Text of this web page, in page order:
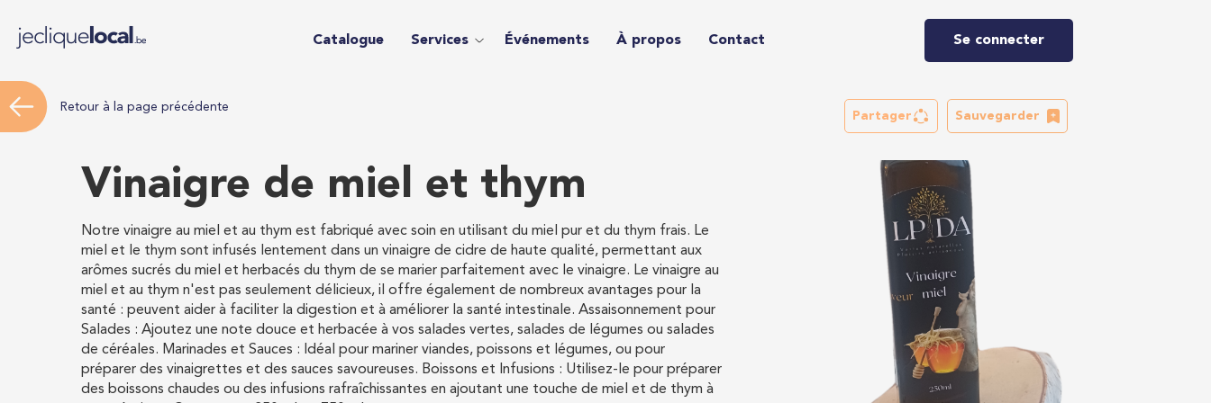
Catalogue Services Événements À propos Contact Se connecter
Retour à la page précédente
Partager Sauvegarder
Vinaigre de miel et thym
Notre vinaigre au miel et au thym est fabriqué avec soin en utilisant du miel pur et du thym frais. Le
miel et le thym sont infusés lentement dans un vinaigre de cidre de haute qualité, permettant aux
arômes sucrés du miel et herbacés du thym de se marier parfaitement avec le vinaigre. Le vinaigre au
miel et au thym n'est pas seulement délicieux, il offre également de nombreux avantages pour la
santé : peuvent aider à faciliter la digestion et à améliorer la santé intestinale. Assaisonnement pour
Salades : Ajoutez une note douce et herbacée à vos salades vertes, salades de légumes ou salades
de céréales. Marinades et Sauces : Idéal pour mariner viandes, poissons et légumes, ou pour
préparer des vinaigrettes et des sauces savoureuses. Boissons et Infusions : Utilisez-le pour préparer
des boissons chaudes ou des infusions rafraîchissantes en ajoutant une touche de miel et de thym à